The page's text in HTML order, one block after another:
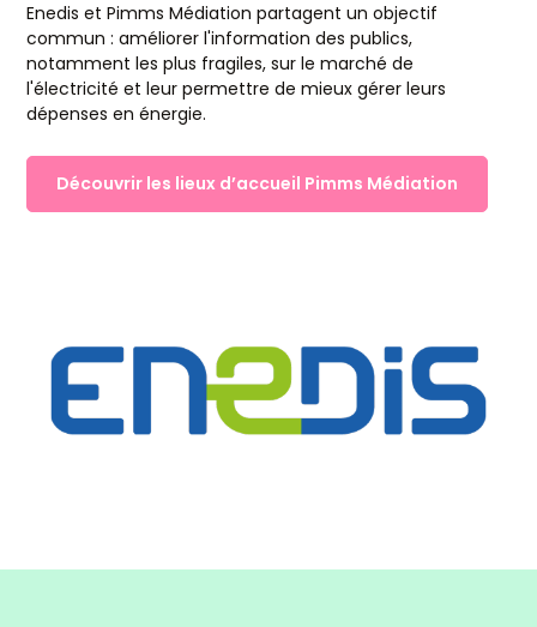
Enedis et Pimms Médiation partagent un objectif
commun : améliorer l'information des publics,
notamment les plus fragiles, sur le marché de
l'électricité et leur permettre de mieux gérer leurs
dépenses en énergie.
Découvrir les lieux d’accueil Pimms Médiation